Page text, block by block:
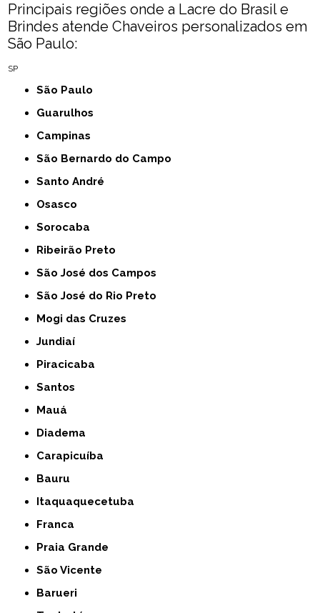
Principais regiões onde a Lacre do Brasil e
Brindes atende Chaveiros personalizados em
São Paulo:
SP
São Paulo
Guarulhos
Campinas
São Bernardo do Campo
Santo André
Osasco
Sorocaba
Ribeirão Preto
São José dos Campos
São José do Rio Preto
Mogi das Cruzes
Jundiaí
Piracicaba
Santos
Mauá
Diadema
Carapicuíba
Bauru
Itaquaquecetuba
Franca
Praia Grande
São Vicente
Barueri